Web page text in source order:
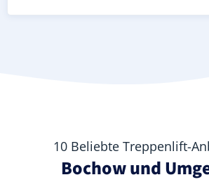
10 Beliebte Treppenlift-
Bochow und